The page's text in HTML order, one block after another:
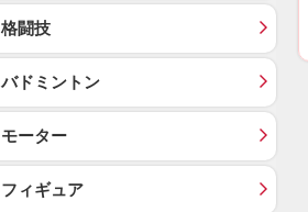
格闘技
バドミントン
モーター
フィギュア